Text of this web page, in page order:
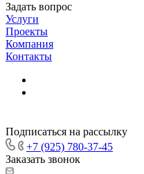
Задать вопрос
Услуги
Проекты
Компания
Контакты
Подписаться на рассылку
+7 (925) 780-37-45
Заказать звонок